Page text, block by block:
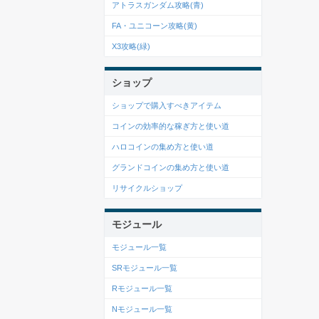
アトラスガンダム攻略(青)
FA・ユニコーン攻略(黄)
X3攻略(緑)
ショップ
ショップで購入すべきアイテム
コインの効率的な稼ぎ方と使い道
ハロコインの集め方と使い道
グランドコインの集め方と使い道
リサイクルショップ
モジュール
モジュール一覧
SRモジュール一覧
Rモジュール一覧
Nモジュール一覧